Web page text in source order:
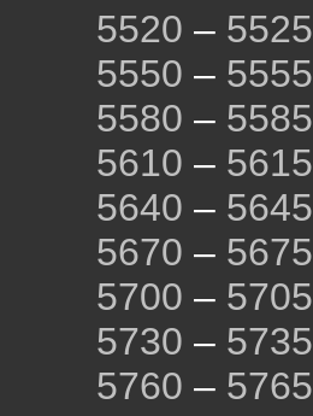
5520 – 5525
5550 – 5555
5580 – 5585
5610 – 5615
5640 – 5645
5670 – 5675
5700 – 5705
5730 – 5735
5760 – 5765